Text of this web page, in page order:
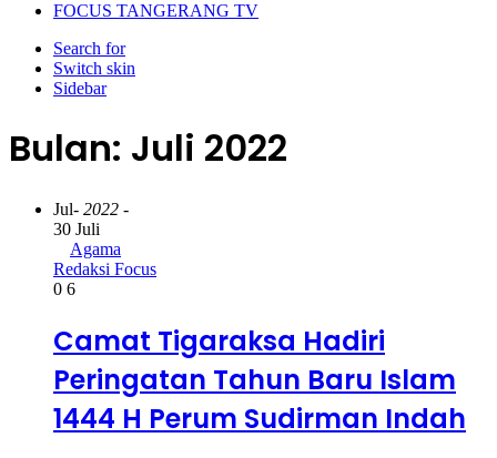
FOCUS TANGERANG TV
Search for
Switch skin
Sidebar
Bulan: Juli 2022
Jul- 2022 -
30 Juli
Agama
Redaksi Focus
0 6
Camat Tigaraksa Hadiri
Peringatan Tahun Baru Islam
1444 H Perum Sudirman Indah